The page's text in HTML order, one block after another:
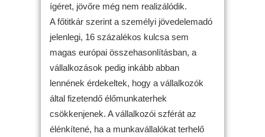
ígéret, jövőre még nem realizálódik.
A főtitkár szerint a személyi jövedelemadó
jelenlegi, 16 százalékos kulcsa sem
magas európai összehasonlításban, a
vállalkozások pedig inkább abban
lennének érdekeltek, hogy a vállalkozók
által fizetendő élőmunkaterhek
csökkenjenek. A vállalkozói szférát az
élénkítené, ha a munkavállalókat terhelő